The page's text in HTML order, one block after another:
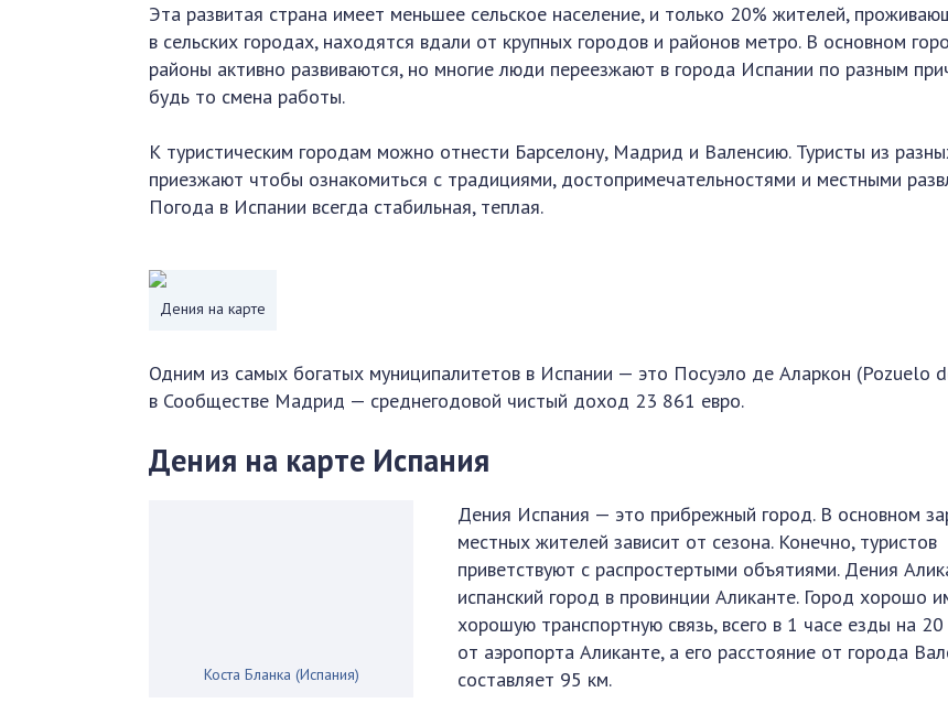
Эта развитая страна имеет меньшее сельское население, и только 20% жителей,
в сельских городах, находятся вдали от крупных городов и районов метро. В основном
районы активно развиваются, но многие люди переезжают в города Испании по разным
будь то смена работы.
К туристическим городам можно отнести Барселону, Мадрид и Валенсию. Туристы из
приезжают чтобы ознакомиться с традициями, достопримечательностями и местными
Погода в Испании всегда стабильная, теплая.
Дения на карте
Одним из самых богатых муниципалитетов в Испании — это Посуэло де Аларкон (Pozuelo
в Сообществе Мадрид — среднегодовой чистый доход 23 861 евро.
Дения на карте Испания
Коста Бланка (Испания)
Дения Испания — это прибрежный город. В основном
местных жителей зависит от сезона. Конечно, туристов
приветствуют с распростертыми объятиями. Дения
испанский город в провинции Аликанте. Город хорошо
хорошую транспортную связь, всего в 1 часе езды на
от аэропорта Аликанте, а его расстояние от города
составляет 95 км.